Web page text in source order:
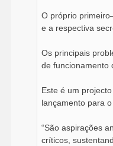
O próprio
e a respectiva
Os principais
de funcionamento
Este é um
lançamento para
“São aspirações
críticos,